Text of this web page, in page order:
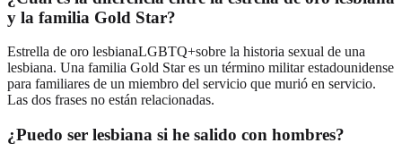
y la familia Gold Star?
Estrella de oro lesbianaLGBTQ+sobre la historia sexual de una
lesbiana. Una familia Gold Star es un término militar estadounidense
para familiares de un miembro del servicio que murió en servicio.
Las dos frases no están relacionadas.
¿Puedo ser lesbiana si he salido con hombres?